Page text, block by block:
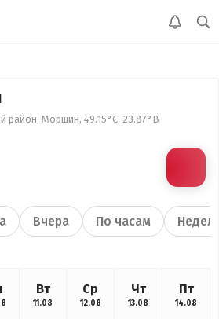
район, Моршин, 49.15°С, 23.87°В
Вчера По часам
Вт
11.08
Ср
12.08
Чт
13.08
Пт
14.08